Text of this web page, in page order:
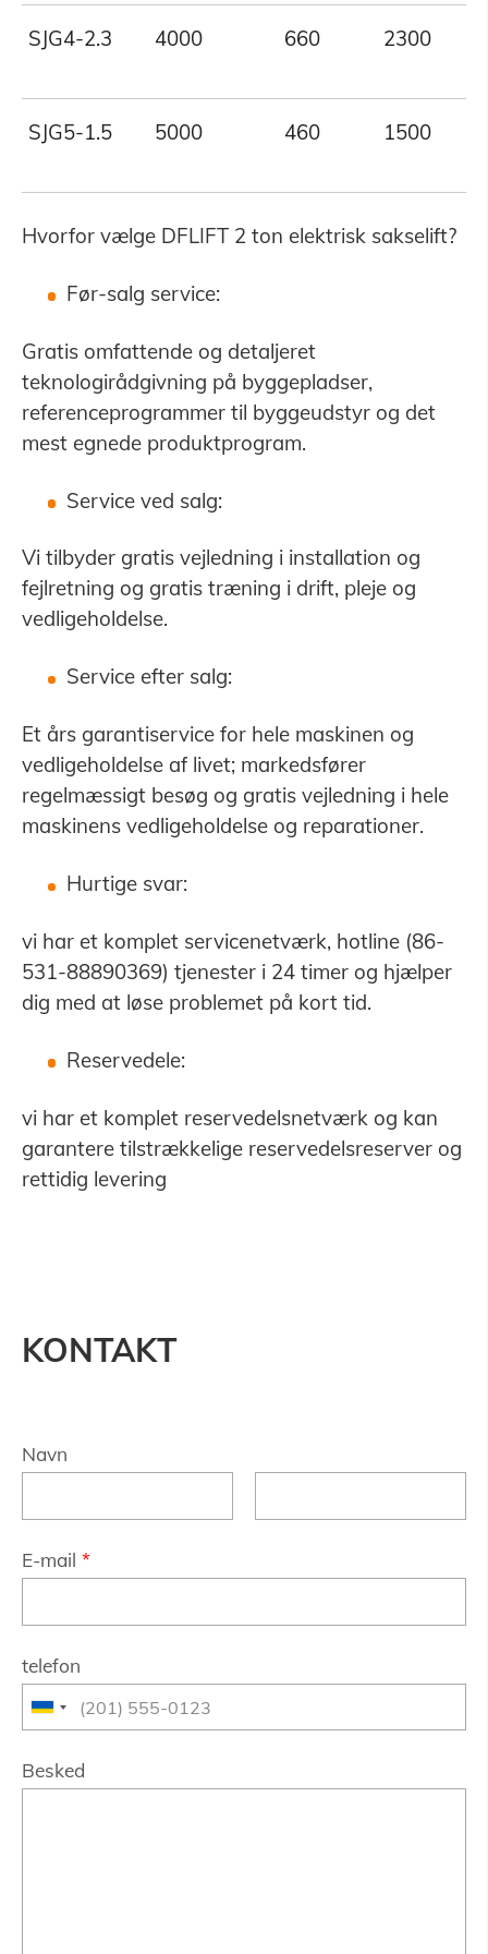
SJG4-2.3 4000 660 2300
SJG5-1.5 5000 460 1500
Hvorfor vælge DFLIFT 2 ton elektrisk sakselift?
Før-salg service:
Gratis omfattende og detaljeret
teknologirådgivning på byggepladser,
referenceprogrammer til byggeudstyr og det
mest egnede produktprogram.
Service ved salg:
Vi tilbyder gratis vejledning i installation og
fejlretning og gratis træning i drift, pleje og
vedligeholdelse.
Service efter salg:
Et års garantiservice for hele maskinen og
vedligeholdelse af livet; markedsfører
regelmæssigt besøg og gratis vejledning i hele
maskinens vedligeholdelse og reparationer.
Hurtige svar:
vi har et komplet servicenetværk, hotline (86-
531-88890369) tjenester i 24 timer og hjælper
dig med at løse problemet på kort tid.
Reservedele:
vi har et komplet reservedelsnetværk og kan
garantere tilstrækkelige reservedelsreserver og
rettidig levering
KONTAKT
Navn
E-mail *
telefon
Besked